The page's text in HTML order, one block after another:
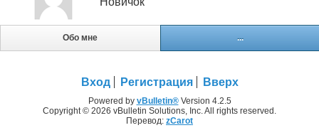
Обо мне ...
Вход Регистрация Вверх
Powered by vBulletin®Version 4.2.5
Copyright © 2026 vBulletin Solutions, Inc. All rights reserved.
Перевод: zCarot